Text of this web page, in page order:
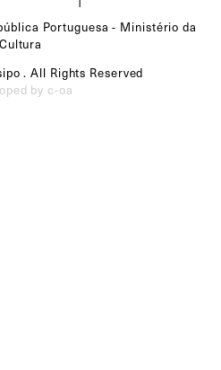
Portuguesa - Ministério da
Cultura
. All Rights Reserved
by c-oa